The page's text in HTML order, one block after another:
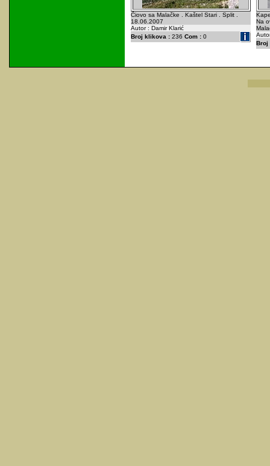
Čiovo sa Malačke . Kaštel Stari . Split .
18.06.2007
Autor : Damir Klarić
Broj klikova :236 Com :0
Na
Broj